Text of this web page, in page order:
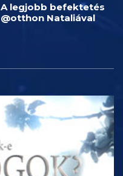
A legjobb befektetés
@otthon Nataliával